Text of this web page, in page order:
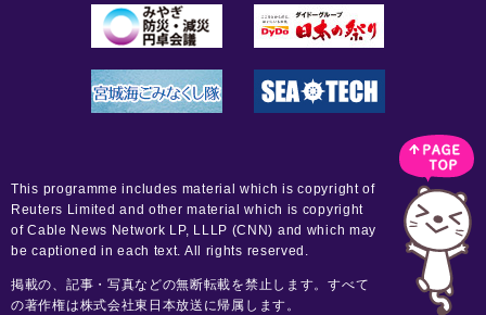
This programme includes material which is copyright of
Reuters Limited and other material which is copyright
of Cable News Network LP, LLLP (CNN) and which may
be captioned in each text. All rights reserved.
掲載の、記事・写真などの無断転載を禁止します。すべて
の著作権は株式会社東日本放送に帰属します。